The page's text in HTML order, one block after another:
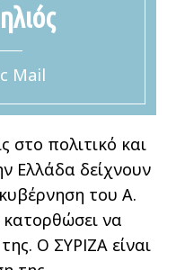
Mail
στο πολιτικό και
Ελλάδα δείχνουν
του Α.
να
Ο ΣΥΡΙΖΑ είναι